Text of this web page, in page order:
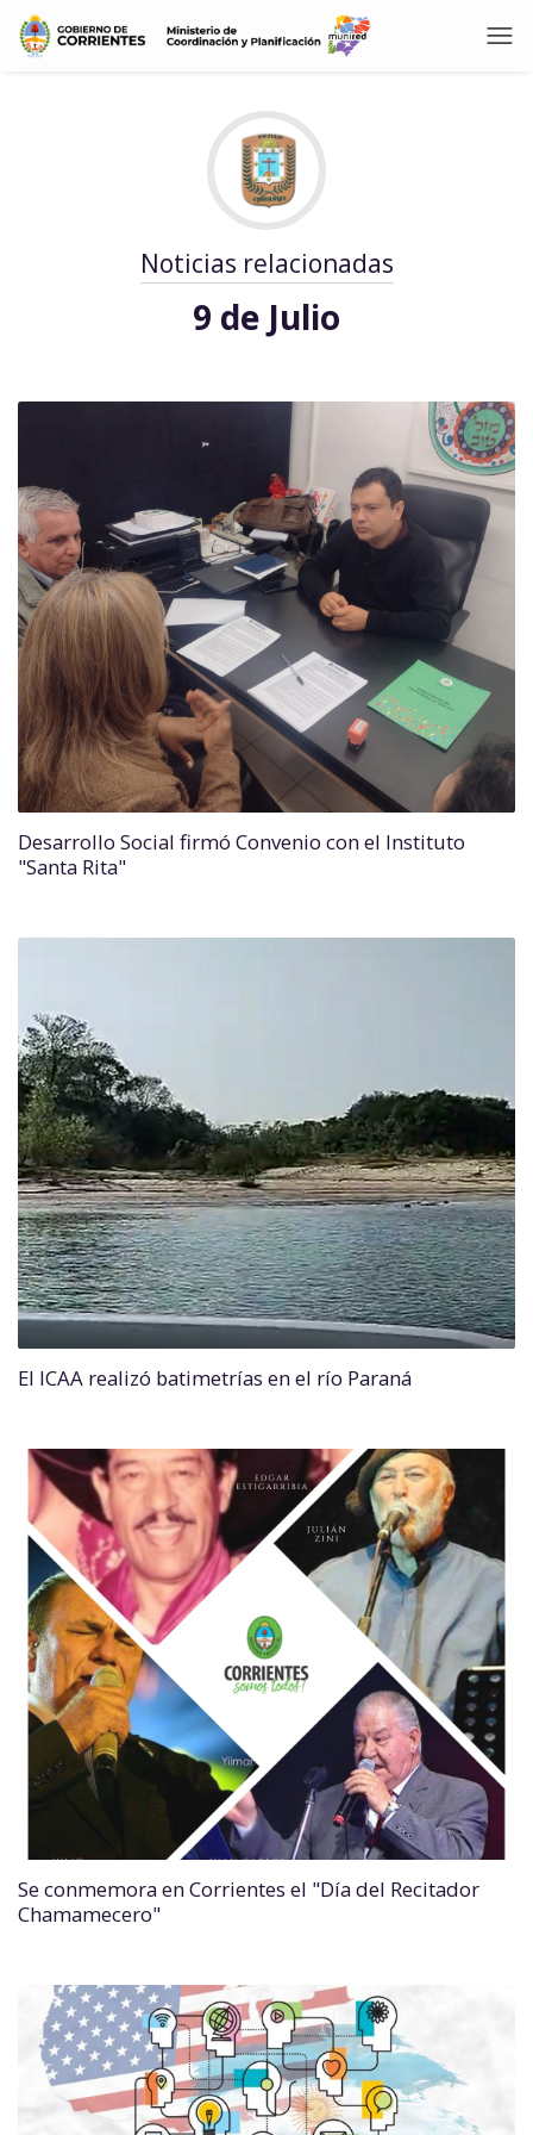
Noticias relacionadas
9 de Julio
Desarrollo Social firmó Convenio con el Instituto
"Santa Rita"
El ICAA realizó batimetrías en el río Paraná
Se conmemora en Corrientes el "Día del Recitador
Chamamecero"